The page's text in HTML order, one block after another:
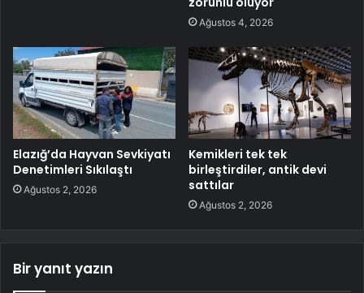
Ağustos 4, 2026
Elazığ’da Hayvan Sevkiyatı
Denetimleri Sıkılaştı
Ağustos 2, 2026
Kemikleri tek tek
birleştirdiler, antik devi
sattılar
Ağustos 2, 2026
Bir yanıt yazın